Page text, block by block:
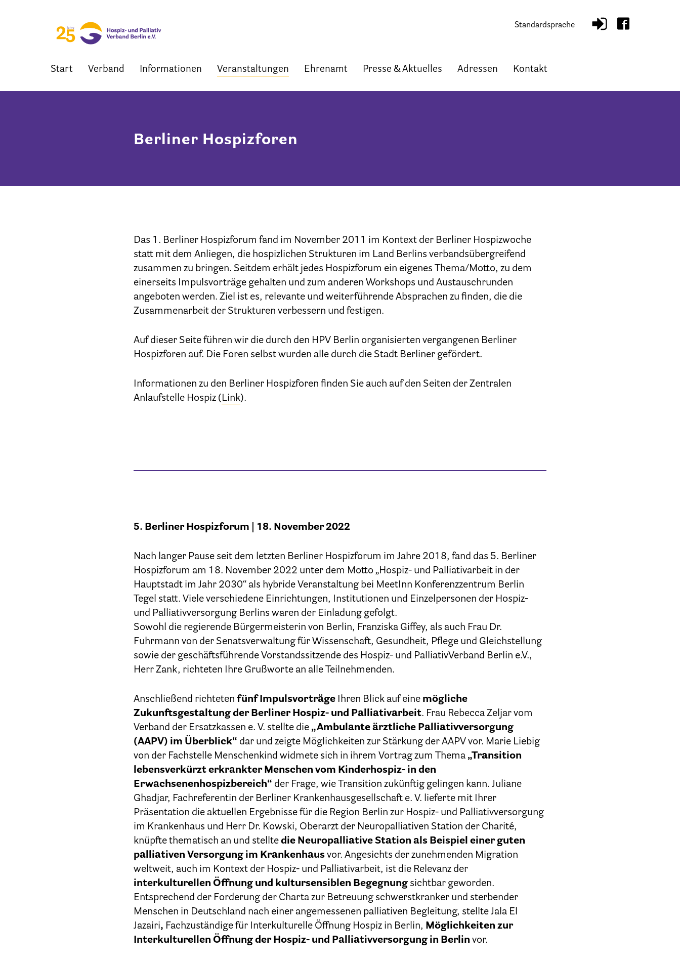
Standardsprache
Start Verband Informationen Veranstaltungen Ehrenamt Presse & Aktuelles Adressen Kontakt
Geschäftsstelle des HPV Berlin
Freie Stellen
Mitgliederbereich (Intranet)
Informationen
Hospizgedanke
Flyer und Broschüren zum Download
Veranstaltungen
25 Jahre HPV Berlin – Festakt am 19. Okt. 2024
Berliner Hospizaktionen
Berliner Werkstattgespräche zur Hospiz- und Palliativarbeit
Berliner Hospizforen
Ehrenamt
Presse & Aktuelles
Adressen
Tageshospize
Ambulante Hospizdienste
Stationäre Hospize
Kinder- und Jugendhospize und -hospizdienste
Hospizdienste im Krankenhaus oder Altenpflegeheim
Palliative Einrichtungen
Berliner Hospizforen
Das 1. Berliner Hospizforum fand im November 2011 im Kontext der Berliner Hospizwoche
statt mit dem Anliegen, die hospizlichen Strukturen im Land Berlins verbandsübergreifend
zusammen zu bringen. Seitdem erhält jedes Hospizforum ein eigenes Thema/Motto, zu dem
einerseits Impulsvorträge gehalten und zum anderen Workshops und Austauschrunden
angeboten werden. Ziel ist es, relevante und weiterführende Absprachen zu finden, die die
Zusammenarbeit der Strukturen verbessern und festigen.
Auf dieser Seite führen wir die durch den HPV Berlin organisierten vergangenen Berliner
Hospizforen auf. Die Foren selbst wurden alle durch die Stadt Berliner gefördert.
Informationen zu den Berliner Hospizforen finden Sie auch auf den Seiten der Zentralen
Anlaufstelle Hospiz ( Link).
5. Berliner Hospizforum | 18. November 2022
Nach langer Pause seit dem letzten Berliner Hospizforum im Jahre 2018, fand das 5. Berliner
Hospizforum am 18. November 2022 unter dem Motto „Hospiz- und Palliativarbeit in der
Hauptstadt im Jahr 2030“ als hybride Veranstaltung bei MeetInn Konferenzzentrum Berlin
Tegel statt. Viele verschiedene Einrichtungen, Institutionen und Einzelpersonen der Hospiz-
und Palliativversorgung Berlins waren der Einladung gefolgt.
Sowohl die regierende Bürgermeisterin von Berlin, Franziska Giffey, als auch Frau Dr.
Fuhrmann von der Senatsverwaltung für Wissenschaft, Gesundheit, Pflege und Gleichstellung
sowie der geschäftsführende Vorstandssitzende des Hospiz- und PalliativVerband Berlin e.V.,
Herr Zank, richteten Ihre Grußworte an alle Teilnehmenden.
Anschließend richteten fünf Impulsvorträge Ihren Blick auf eine mögliche
Zukunftsgestaltung der Berliner Hospiz- und Palliativarbeit. Frau Rebecca Zeljar vom
Verband der Ersatzkassen e. V. stellte die „Ambulante ärztliche Palliativversorgung
(AAPV) im Überblick“ dar und zeigte Möglichkeiten zur Stärkung der AAPV vor. Marie Liebig
von der Fachstelle Menschenkind widmete sich in ihrem Vortrag zum Thema „Transition
lebensverkürzt erkrankter Menschen vom Kinderhospiz- in den
Erwachsenenhospizbereich“ der Frage, wie Transition zukünftig gelingen kann. Juliane
Ghadjar, Fachreferentin der Berliner Krankenhausgesellschaft e. V. lieferte mit Ihrer
Präsentation die aktuellen Ergebnisse für die Region Berlin zur Hospiz- und Palliativversorgung
im Krankenhaus und Herr Dr. Kowski, Oberarzt der Neuropalliativen Station der Charité,
knüpfte thematisch an und stellte die Neuropalliative Station als Beispiel einer guten
palliativen Versorgung im Krankenhaus vor. Angesichts der zunehmenden Migration
weltweit, auch im Kontext der Hospiz- und Palliativarbeit, ist die Relevanz der
interkulturellen Öffnung und kultursensiblen Begegnung sichtbar geworden.
Entsprechend der Forderung der Charta zur Betreuung schwerstkranker und sterbender
Menschen in Deutschland nach einer angemessenen palliativen Begleitung, stellte Jala El
Jazairi, Fachzuständige für Interkulturelle Öffnung Hospiz in Berlin, Möglichkeiten zur
Interkulturellen Öffnung der Hospiz- und Palliativversorgung in Berlin vor.